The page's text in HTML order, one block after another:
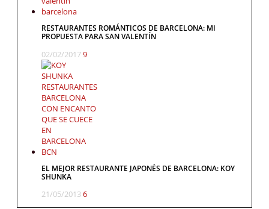
RESTAURANTES ROMÁNTICOS DE BARCELONA: MI
PROPUESTA PARA SAN VALENTÍN
02/02/20179
EL MEJOR RESTAURANTE JAPONÉS DE BARCELONA: KOY
SHUNKA
21/05/20136